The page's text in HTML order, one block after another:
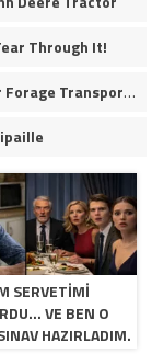
Through It!
Cattle Milking Hoof Care Skilled Female Driver Forage Transport Calf Moving Operations
SERVETIMI
VE BEN O
HAZIRLADIM.